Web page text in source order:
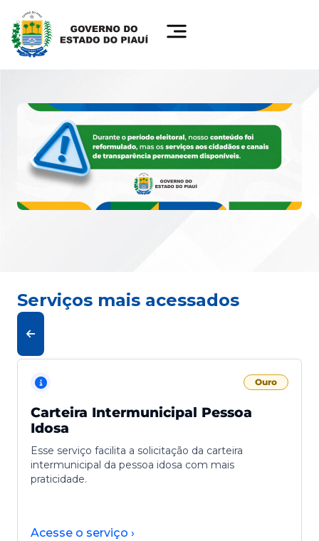
Serviços mais acessados
Ouro
Carteira Intermunicipal Pessoa
Idosa
Esse serviço facilita a solicitação da carteira
intermunicipal da pessoa idosa com mais
praticidade.
Acesse o serviço ›